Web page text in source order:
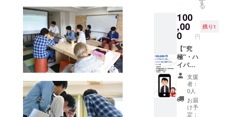
ぼった
くりさ
れない
所が大
前提 ・
五体満
足で帰
れるお
店を紹
介して
くれる
定）
【こん
な方に
おすす
め】 ・
「アテ
ン
ダー」
を共に
盛り上
げてく
れる企
業・団
人、
サービ
スの
SNSア
カウン
トで宣
伝 ・御
社プラ
ン/ツ
アーを
インタ
ビュー
しにい
掲載 ・
代表、
宮城
（沖縄
出身）
を登壇
イベン
トに呼
べる権
利（過
去に
キャリ
ア、フ
る
100
,00
0 円
残り1
【"究
極"・ハ
イパー
あしな
がおじ
さん向
け】 ・
圧倒的
名誉 他
支援
者：
0人
お届
け予
定：